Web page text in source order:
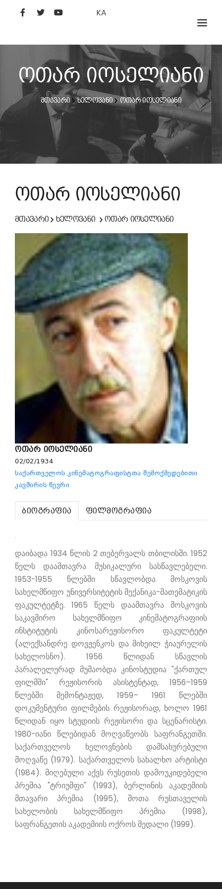
KA
ᲤᲘᲚᲛᲔᲑᲘ
ᲮᲔᲚᲝᲕᲐᲜᲘ
ᲙᲘᲜᲝᲡᲢᲣᲓᲘᲐ
ᲙᲘᲜᲝᲐᲙᲐᲓᲔᲛᲘᲐ
ოთარ იოსელიანი
მთავარი ხელოვანი ოთარ იოსელიანი
ოთარ იოსელიანი
მთავარი ხელოვანი ოთარ იოსელიანი
ოთარ იოსელიანი
02/02/1934
საქართველოს კინემატოგრაფისტთა შემოქმედებითი
კავშირის წევრი
ბიოგრაფია ფილმოგრაფია
.
დაიბადა 1934 წლის 2 თებერვალს თბილისში. 1952
წელს დაამთავრა მუსიკალური სასწავლებელი.
1953-1955 წლებში სწავლობდა მოსკოვის
სახელმწიფო უნივერსიტეტის მექანიკა-მათემატიკის
ფაკულტეტზე. 1965 წელს დაამთავრა მოსკოვის
საკავშირო სახელმწიფო კინემატოგრაფიის
ინსტიტუტის კინოსარეჟისორო ფაკულტეტი
(ალექსანდრე დოვჟენკოს და მიხეილ ჭიაურელის
სახელოსნო). 1956 წლიდან სწავლის
პარალელურად მუშაობდა კინოსტუდია "ქართულ
ფილმში" რეჟისორის ასისტენტად, 1956–1959
წლებში მემონტაჟედ, 1959– 1961 წლებში
დოკუმენტური ფილმების რეჟისორად, ხოლო 1961
წლიდან იყო სტუდიის რეჟისორი და სცენარისტი.
1980-იანი წლებიდან მოღვაწეობს საფრანგეთში.
საქართველოს ხელოვნების დამსახურებული
მოღვაწე (1979). საქართველოს სახალხო არტისტი
(1984). მიღებული აქვს რუსეთის დამოუკიდებელი
პრემია "ტრიუმფი" (1993), ბერლინის აკადემიის
მთავარი პრემია (1995), შოთა რუსთაველის
სახელობის სახელმწიფო პრემია (1998),
საფრანგეთის აკადემიის ოქროს მედალი (1999).